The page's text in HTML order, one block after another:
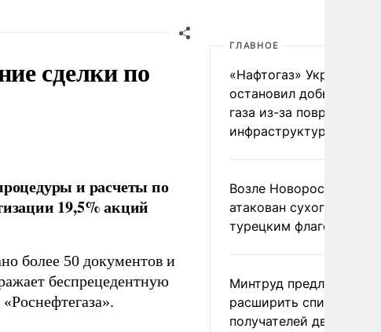
сделки по
и расчеты по
19,5% акций
более 50 документов и
беспрецедентную
ГЛАВНОЕ
«Нафтогаз» Украины
остановил добычу
газа из-за повреждения
инфраструктуры
Возле Новороссийска
атакован сухогруз под
турецким флагом
Минтруд предложил
расширить список
получателей двух